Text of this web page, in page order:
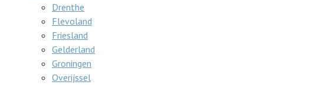
Drenthe
Flevoland
Friesland
Gelderland
Groningen
Overijssel